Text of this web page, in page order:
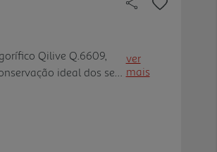
Qilive Q.6609,
ideal dos seus
de 242 litros, este
ou pretende
ver
mais